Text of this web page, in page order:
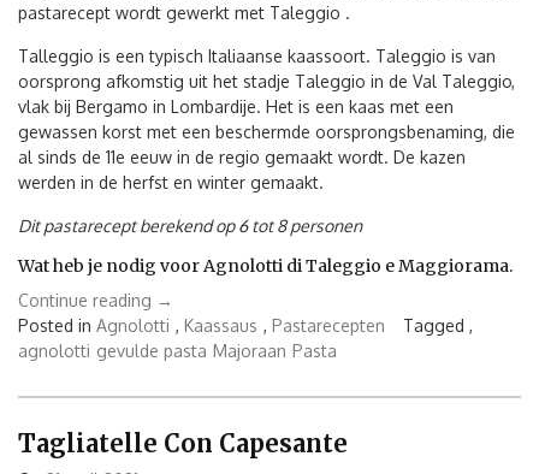
pastarecept wordt gewerkt met Taleggio .
Talleggio is een typisch Italiaanse kaassoort. Taleggio is van
oorsprong afkomstig uit het stadje Taleggio in de Val Taleggio,
vlak bij Bergamo in Lombardije. Het is een kaas met een
gewassen korst met een beschermde oorsprongsbenaming, die
al sinds de 11e eeuw in de regio gemaakt wordt. De kazen
werden in de herfst en winter gemaakt.
Dit pastarecept berekend op 6 tot 8 personen
Wat heb je nodig voor Agnolotti di Taleggio e Maggiorama.
Continue reading “Agnolotti
di
Taleggio
Maggiorama”
→
Posted in Agnolotti , Kaassaus , Pastarecepten
Tagged ,
agnolotti gevulde pasta Majoraan Pasta
Tagliatelle Con Capesante